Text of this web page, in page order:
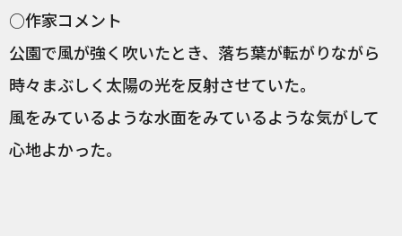
○作家コメント
公園で風が強く吹いたとき、落ち葉が転がりながら
時々まぶしく太陽の光を反射させていた。
風をみているような水面をみているような気がして
心地よかった。